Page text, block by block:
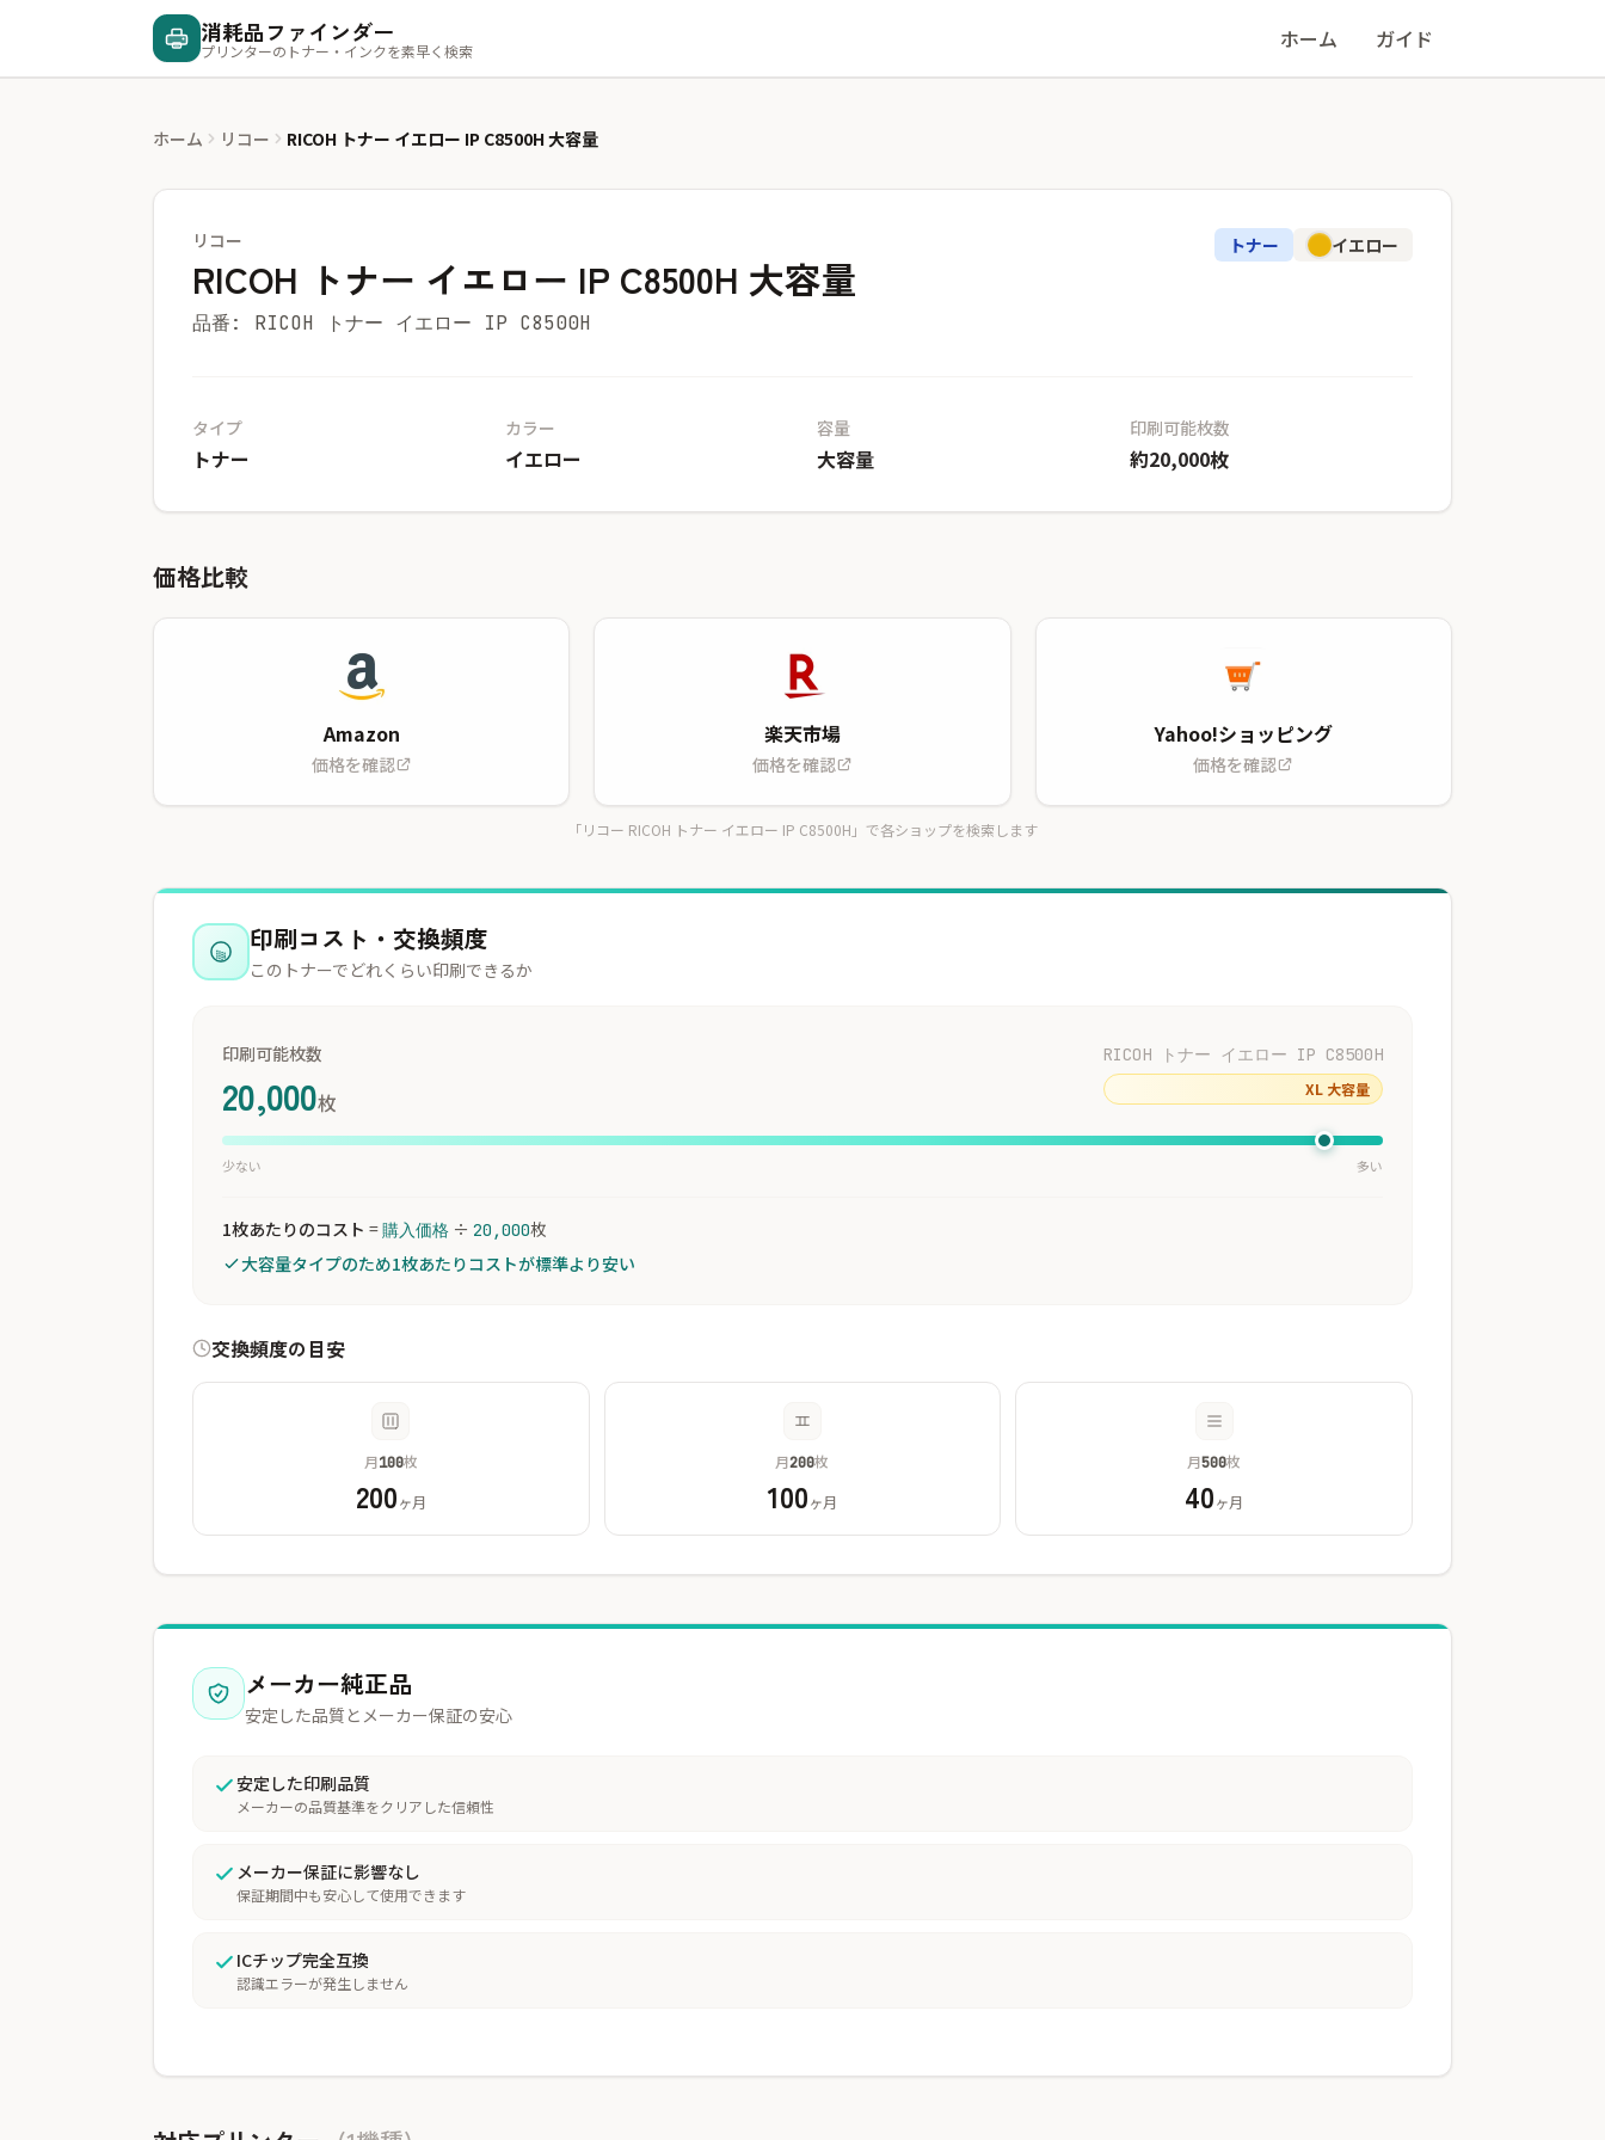
消耗品ファインダー
プリンターのトナー・インクを素早く検索 ホーム ガイド
ホーム リコー RICOH トナー イエロー IP C8500H 大容量
リコー
RICOH トナー イエロー IP C8500H 大容量
品番: RICOH トナー イエロー IP C8500H
トナー イエロー
タイプ
トナー
カラー
イエロー
容量
大容量
印刷可能枚数
約20,000枚
価格比較
Amazon
価格を確認
楽天市場
価格を確認
Yahoo!ショッピング
価格を確認
「リコー RICOH トナー イエロー IP C8500H」で各ショップを検索します
印刷コスト・交換頻度
このトナーでどれくらい印刷できるか
印刷可能枚数
20,000枚
RICOH トナー イエロー IP C8500H
XL 大容量
少ない 多い
1枚あたりのコスト =購入価格 ÷ 20,000枚
大容量タイプのため1枚あたりコストが標準より安い
交換頻度の目安
月100枚
200ヶ月
月200枚
100ヶ月
月500枚
40ヶ月
メーカー純正品
安定した品質とメーカー保証の安心
安定した印刷品質
メーカーの品質基準をクリアした信頼性
メーカー保証に影響なし
保証期間中も安心して使用できます
ICチップ完全互換
認識エラーが発生しません